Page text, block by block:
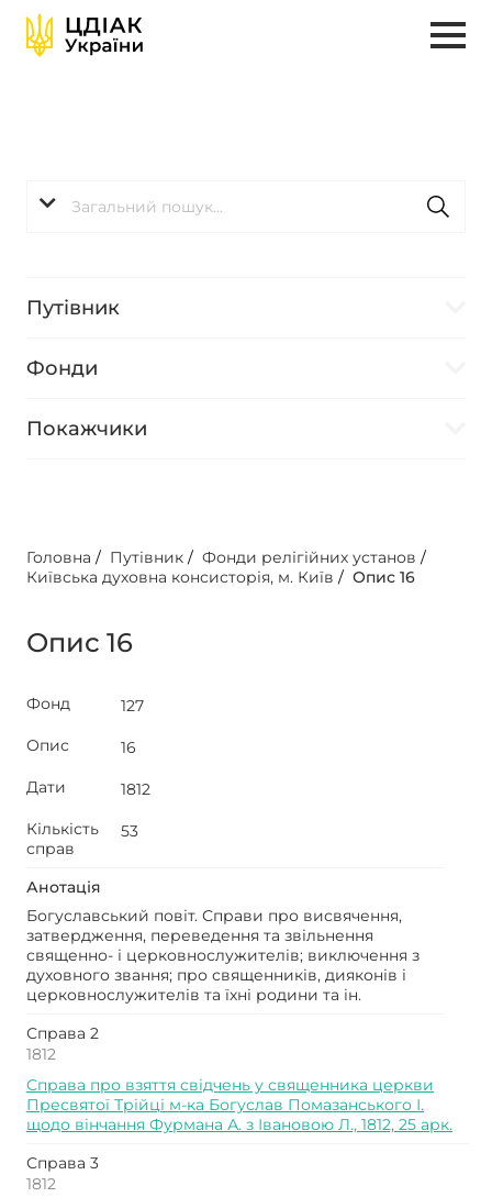
Путівник
Фонди
Покажчики
Головна / Путівник / Фонди релігійних установ /
Київська духовна консисторія, м. Київ / Опис 16
Опис 16
Фонд
127
Опис
16
Дати
1812
Кількість
справ
53
Анотація
Богуславський повіт. Справи про висвячення,
затвердження, переведення та звільнення
священно- і церковнослужителів; виключення з
духовного звання; про священників, дияконів і
церковнослужителів та їхні родини та ін.
Справа 2
1812
Справа про взяття свідчень у священника церкви
Пресвятої Трійці м-ка Богуслав Помазанського І.
щодо вінчання Фурмана А. з Івановою Л., 1812, 25 арк.
Справа 3
1812